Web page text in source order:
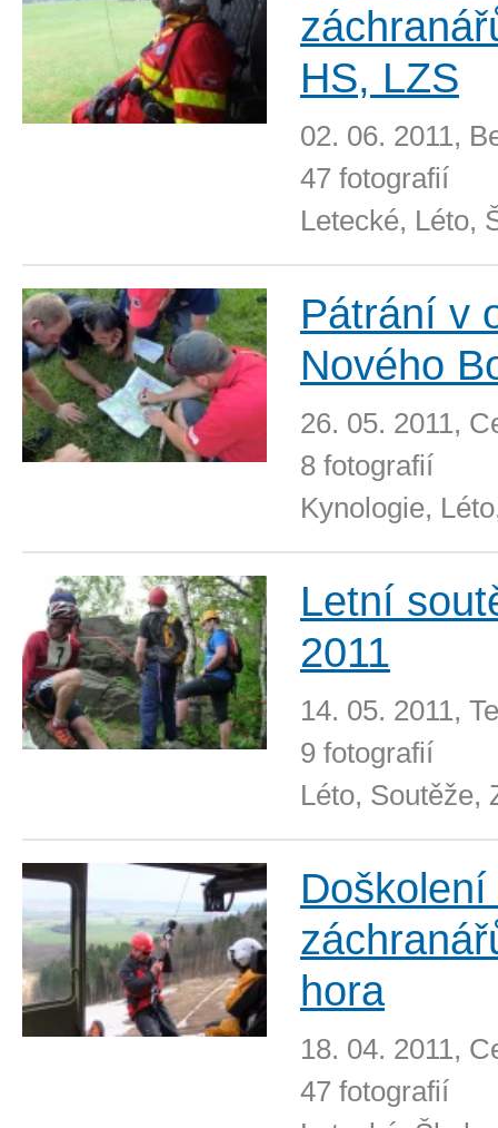
HS, LZS
02. 06. 2011,
47 fotografií
Letecké, Léto,
Pátrání v
Nového
26. 05. 2011,
8 fotografií
Kynologie,
Letní
2011
14. 05. 2011,
9 fotografií
Léto, Soutěže,
hora
18. 04. 2011,
47 fotografií